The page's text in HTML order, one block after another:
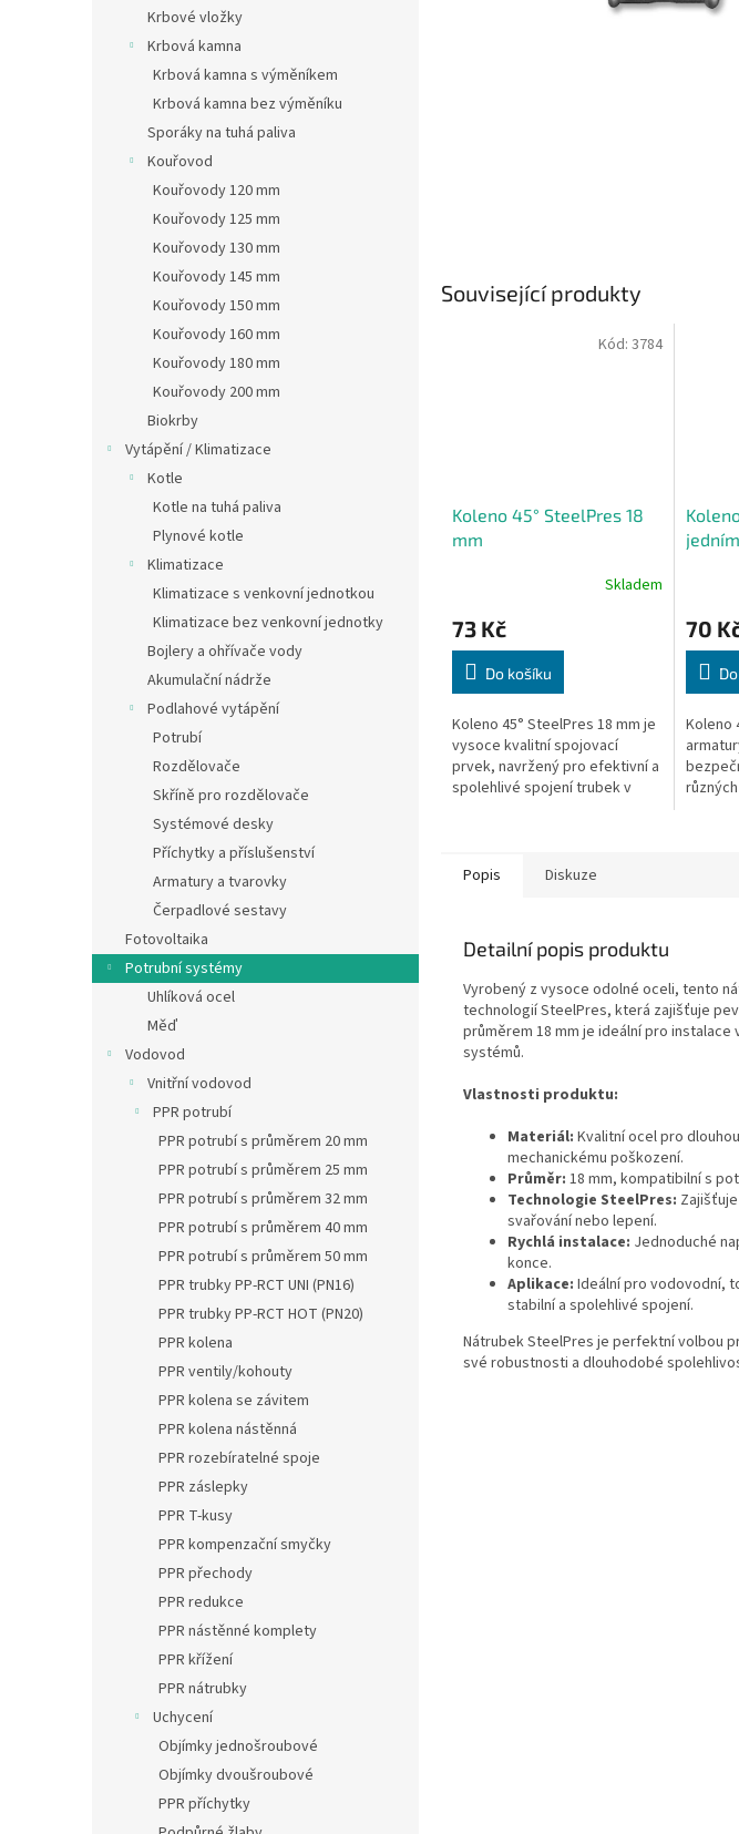
Krbové vložky
Krbová kamna
Krbová kamna s výměníkem
Krbová kamna bez výměníku
Sporáky na tuhá paliva
Kouřovod
Kouřovody 120 mm
Kouřovody 125 mm
Kouřovody 130 mm
Kouřovody 145 mm
Kouřovody 150 mm
Kouřovody 160 mm
Kouřovody 180 mm
Kouřovody 200 mm
Biokrby
Vytápění / Klimatizace
Kotle
Kotle na tuhá paliva
Plynové kotle
Klimatizace
Klimatizace s venkovní jednotkou
Klimatizace bez venkovní jednotky
Bojlery a ohřívače vody
Akumulační nádrže
Podlahové vytápění
Potrubí
Rozdělovače
Skříně pro rozdělovače
Systémové desky
Příchytky a příslušenství
Armatury a tvarovky
Čerpadlové sestavy
Fotovoltaika
Potrubní systémy
Uhlíková ocel
Měď
Vodovod
Vnitřní vodovod
PPR potrubí
PPR potrubí s průměrem 20 mm
PPR potrubí s průměrem 25 mm
PPR potrubí s průměrem 32 mm
PPR potrubí s průměrem 40 mm
PPR potrubí s průměrem 50 mm
PPR trubky PP-RCT UNI (PN16)
PPR trubky PP-RCT HOT (PN20)
PPR kolena
PPR ventily/kohouty
PPR kolena se závitem
PPR kolena nástěnná
PPR rozebíratelné spoje
PPR záslepky
PPR T-kusy
PPR kompenzační smyčky
PPR přechody
PPR redukce
PPR nástěnné komplety
PPR křížení
PPR nátrubky
Uchycení
Objímky jednošroubové
Objímky dvoušroubové
PPR příchytky
Související produkty
Koleno 45° SteelPres 18
mm
Skladem
73 Kč
Do košíku
Koleno 45° SteelPres 18 mm je
vysoce kvalitní spojovací
prvek, navržený pro efektivní a
spolehlivé spojení trubek v
Kód: 3784
70
Koleno
Popis Diskuze
Detailní popis produktu
Vyrobený z vysoce odolné oceli, tento
technologií SteelPres, která zajišťuje
průměrem 18 mm je ideální pro
systémů.
Vlastnosti produktu:
Materiál: Kvalitní ocel pro
mechanickému poškození.
Průměr: 18 mm, kompatibilní s
Technologie SteelPres:
svařování nebo lepení.
Rychlá instalace: Jednoduché
konce.
Aplikace: Ideální pro vodovodní,
stabilní a spolehlivé spojení.
Nátrubek SteelPres je perfektní volbou
své robustnosti a dlouhodobé